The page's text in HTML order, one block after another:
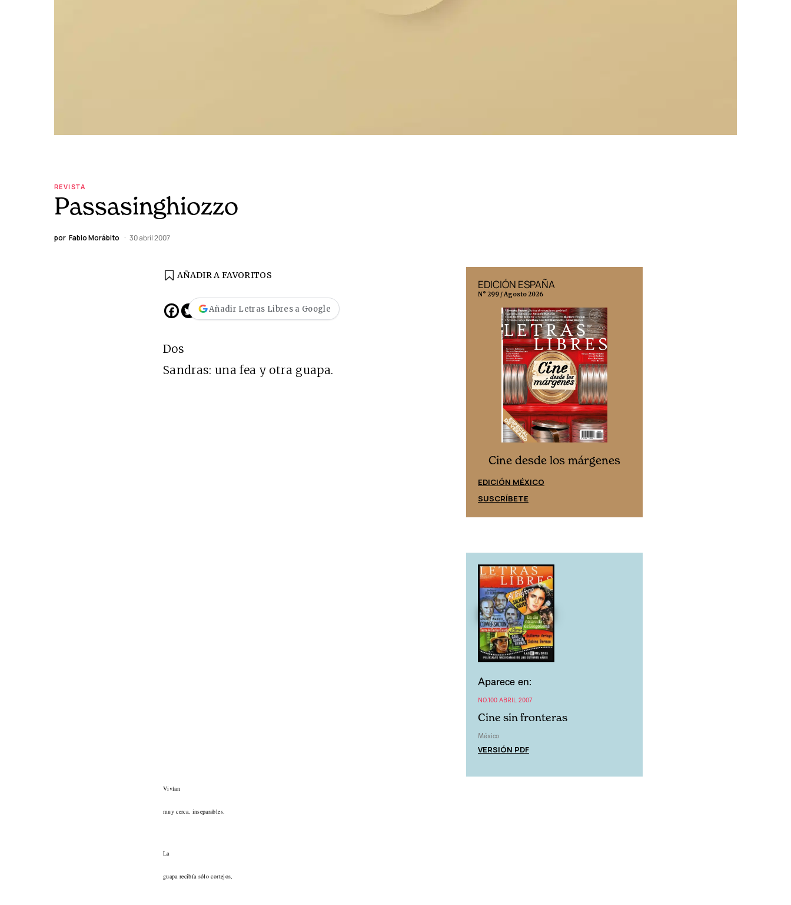
REVISTA
Passasinghiozzo
por Fabio Morábito 30 abril 2007
AÑADIR A FAVORITOS
Añadir Letras Libres a Google
Dos
Sandras: una fea y otra guapa.
Vivían
muy cerca, inseparables.
La
guapa recibía sólo cortejos,
EDICIÓN ESPAÑA EDICIÓN ESPAÑA
N° 299 / Agosto 2026
Cine desde los márgenes
EDICIÓN MÉXICO
SUSCRÍBETE
Aparece en:
NO.100 ABRIL 2007
Cine sin fronteras
México
VERSIÓN PDF